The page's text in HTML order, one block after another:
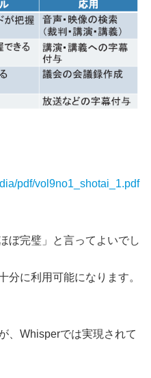
pdf/vol9no1_shotai_1.pdf
ぼ完璧」と言ってよいでし
分に利用可能になります。
、Whisperでは実現されて